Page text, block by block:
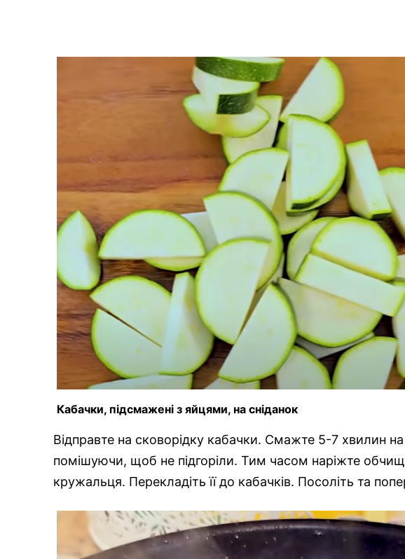
Кабачки, підсмажені з яйцями, на сніданок
Відправте на сковорідку кабачки. Смажте 5-7 хвилин
помішуючи, щоб не підгоріли. Тим часом наріжте
кружальця. Перекладіть її до кабачків. Посоліть та